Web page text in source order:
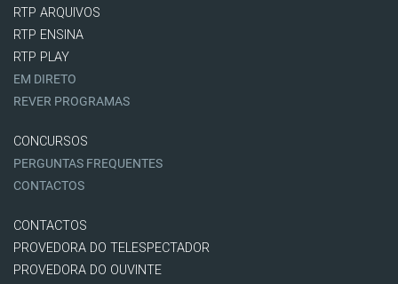
RTP ARQUIVOS
RTP ENSINA
RTP PLAY
EM DIRETO
REVER PROGRAMAS
CONCURSOS
PERGUNTAS FREQUENTES
CONTACTOS
CONTACTOS
PROVEDORA DO TELESPECTADOR
PROVEDORA DO OUVINTE